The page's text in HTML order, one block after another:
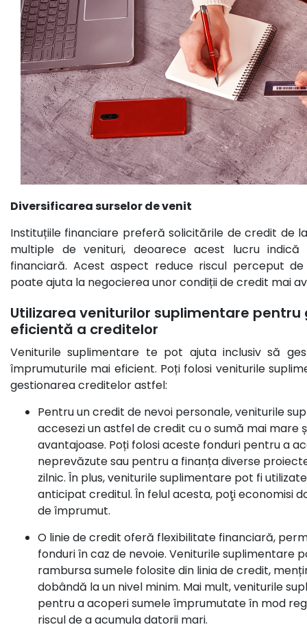
Diversificarea surselor de venit
Instituțiile financiare preferă solicitările de credit de
multiple de venituri, deoarece acest lucru
financiară. Acest aspect reduce riscul perceput
poate ajuta la negocierea unor condiții de credit mai
Utilizarea veniturilor suplimentare
eficientă a creditelor
Veniturile suplimentare te pot ajuta inclusiv să
împrumuturile mai eficient. Poți folosi veniturile
gestionarea creditelor astfel:
Pentru uncredit de nevoi personale, veniturile
accesezi un astfel de credit cu o sumă mai mare
avantajoase. Poți folosi aceste fonduri pentru a
neprevăzute sau pentru a finanța diverse
zilnic. În plus, veniturile suplimentare pot fi
anticipat creditul. În felul acesta, poţi economisi
de împrumut.
O linie de credit oferă flexibilitate financiară,
fonduri în caz de nevoie. Veniturile suplimentare
rambursa sumele folosite din linia de credit,
dobândă la un nivel minim. Mai mult, veniturile
pentru a acoperi sumele împrumutate în mod
riscul de a acumula datorii mari.